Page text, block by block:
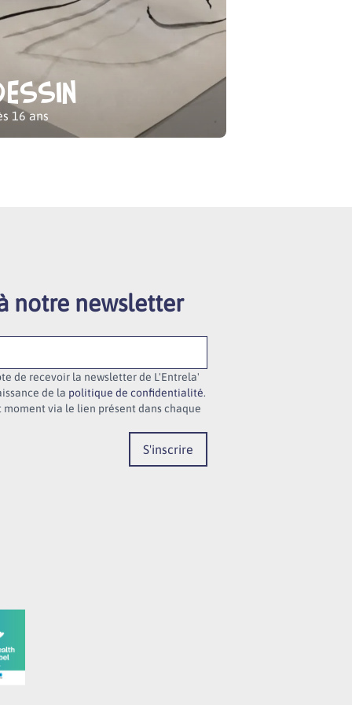
16 ans
notre newsletter
de recevoir la newsletter de L'Entrela'
de la politique de confidentialité.
moment via le lien présent dans chaque
S'inscrire